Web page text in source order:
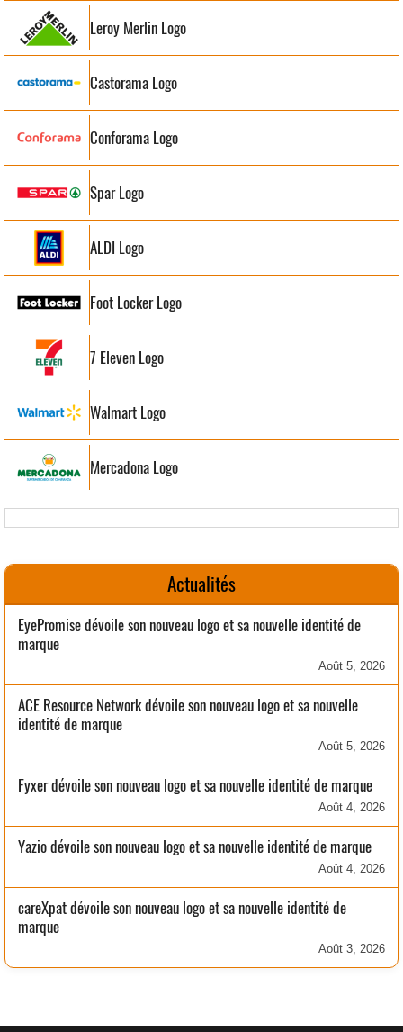
Leroy Merlin Logo
Castorama Logo
Conforama Logo
Spar Logo
ALDI Logo
Foot Locker Logo
7 Eleven Logo
Walmart Logo
Mercadona Logo
Actualités
EyePromise dévoile son nouveau logo et sa nouvelle identité de
marque
Août 5, 2026
ACE Resource Network dévoile son nouveau logo et sa nouvelle
identité de marque
Août 5, 2026
Fyxer dévoile son nouveau logo et sa nouvelle identité de marque
Août 4, 2026
Yazio dévoile son nouveau logo et sa nouvelle identité de marque
Août 4, 2026
careXpat dévoile son nouveau logo et sa nouvelle identité de
marque
Août 3, 2026